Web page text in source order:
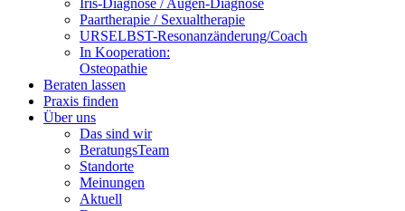
Iris-Diagnose / Augen-Diagnose
Paartherapie / Sexualtherapie
URSELBST-Resonanzänderung/Coach
In Kooperation:
Osteopathie
Beraten lassen
Praxis finden
Über uns
Das sind wir
BeratungsTeam
Standorte
Meinungen
Aktuell